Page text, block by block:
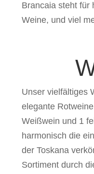
Brancaia steht für
Weine, und viel
Unser vielfältiges
elegante
Weißwein und 1
harmonisch die
der Toskana
Sortiment durch